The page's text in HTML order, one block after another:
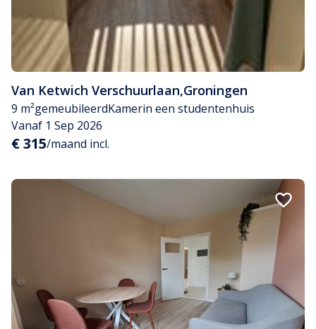
Van Ketwich Verschuurlaan,Groningen
9 m²gemeubileerdKamerin een studentenhuis
Vanaf 1 Sep 2026
€ 315/maand incl.